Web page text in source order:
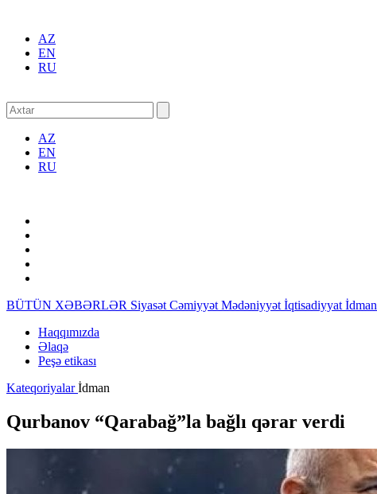
AZ
EN
RU
AZ
EN
RU
BÜTÜN XƏBƏRLƏR Siyasət Cəmiyyət Mədəniyyət İqtisadiyyat İdman
Haqqımızda
Əlaqə
Peşə etikası
Kateqoriyalarİdman
Qurbanov “Qarabağ”la bağlı qərar verdi